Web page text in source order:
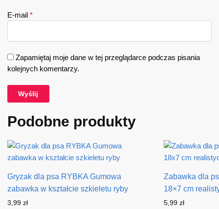
E-mail *
Zapamiętaj moje dane w tej przeglądarce podczas pisania
kolejnych komentarzy.
Podobne produkty
Gryzak dla psa RYBKA Gumowa
zabawka w kształcie szkieletu ryby
3,99 zł
Zabawka dla
18×7 cm
5,99 zł